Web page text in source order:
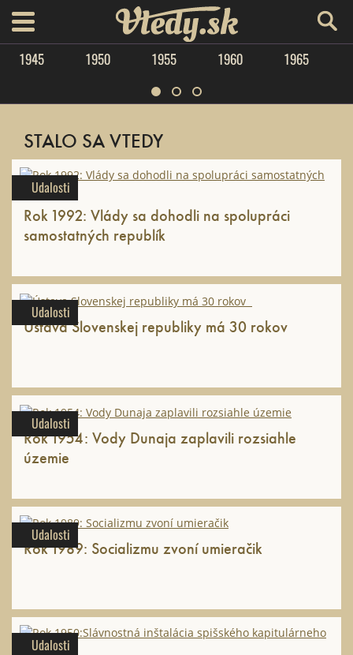
menu Vtedy.sk
1945 1950 1955 1960 1965
STALO SA VTEDY
Udalosti
Rok 1992: Vlády sa dohodli na spolupráci
samostatných republík
Udalosti
Udalosti
Rok 1954: Vody Dunaja zaplavili rozsiahle
územie
Udalosti
Rok 1989: Socializmu zvoní umieračik
Udalosti